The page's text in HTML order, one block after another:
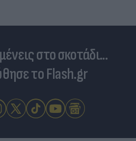
στο σκοτάδι...
το Flash.gr